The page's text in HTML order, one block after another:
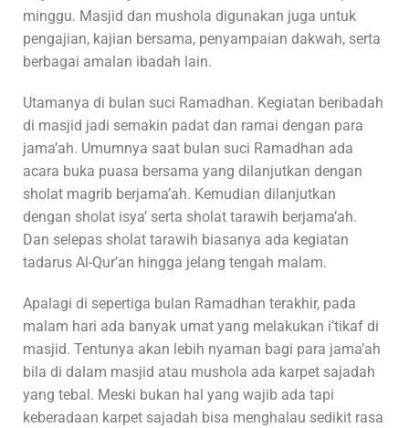
minggu. Masjid dan mushola digunakan juga untuk
pengajian, kajian bersama, penyampaian dakwah, serta
berbagai amalan ibadah lain.
Utamanya di bulan suci Ramadhan. Kegiatan beribadah
di masjid jadi semakin padat dan ramai dengan para
jama’ah. Umumnya saat bulan suci Ramadhan ada
acara buka puasa bersama yang dilanjutkan dengan
sholat magrib berjama’ah. Kemudian dilanjutkan
dengan sholat isya’ serta sholat tarawih berjama’ah.
Dan selepas sholat tarawih biasanya ada kegiatan
tadarus Al-Qur’an hingga jelang tengah malam.
Apalagi di sepertiga bulan Ramadhan terakhir, pada
malam hari ada banyak umat yang melakukan i’tikaf di
masjid. Tentunya akan lebih nyaman bagi para jama’ah
bila di dalam masjid atau mushola ada karpet sajadah
yang tebal. Meski bukan hal yang wajib ada tapi
keberadaan karpet sajadah bisa menghalau sedikit rasa